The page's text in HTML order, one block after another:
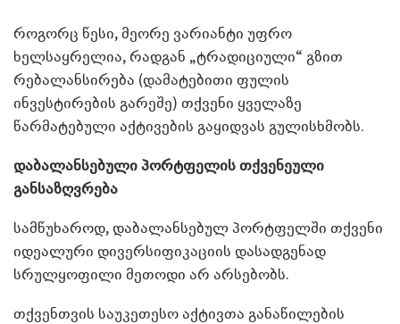
როგორც წესი, მეორე ვარიანტი უფრო
ხელსაყრელია, რადგან „ტრადიციული“ გზით
რებალანსირება (დამატებითი ფულის
ინვესტირების გარეშე) თქვენი ყველაზე
წარმატებული აქტივების გაყიდვას გულისხმობს.
დაბალანსებული პორტფელის თქვენეული
განსაზღვრება
სამწუხაროდ, დაბალანსებულ პორტფელში თქვენი
იდეალური დივერსიფიკაციის დასადგენად
სრულყოფილი მეთოდი არ არსებობს.
თქვენთვის საუკეთესო აქტივთა განაწილების